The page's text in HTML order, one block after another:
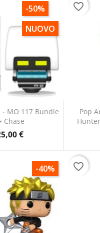
- MO 117 Bundle
Chase
€
-50%
NUOVO
Pop
favorite_border
-40% favorite_border